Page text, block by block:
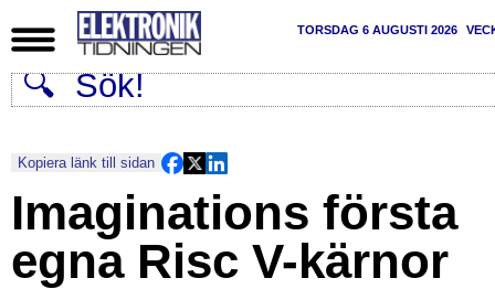
TORSDAG 6 AUGUSTI 2026
Kopiera länk till sidan
Imaginations första
egna Risc V-kärnor